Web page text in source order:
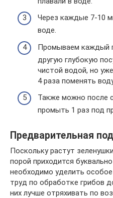
Через каждые 7-10
воде.
Промываем каждый
другую глубокую
чистой водой, но
4 раза поменять
Также можно после
промыть 1 раз под
Предварительная
Поскольку растут
порой приходится
необходимо уделить
труд по обработке грибов
них лучше отряхивать по